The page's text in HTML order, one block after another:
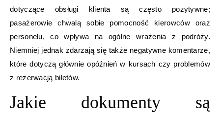
dotyczące obsługi klienta są często pozytywne;
pasażerowie chwalą sobie pomocność kierowców oraz
personelu, co wpływa na ogólne wrażenia z podróży.
Niemniej jednak zdarzają się także negatywne komentarze,
które dotyczą głównie opóźnień w kursach czy problemów
z rezerwacją biletów.
Jakie dokumenty są